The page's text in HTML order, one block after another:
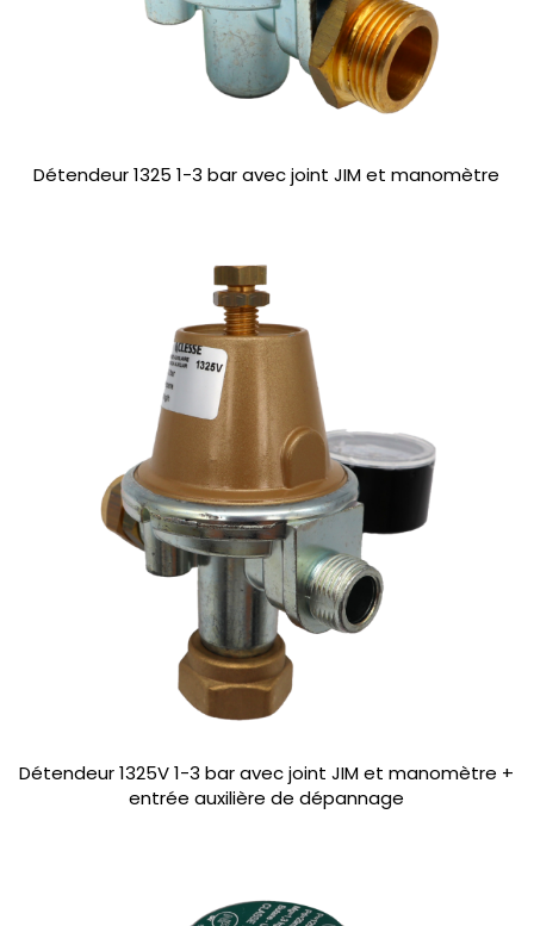
Détendeur 1325 1-3 bar avec joint JIM et manomètre
Détendeur 1325V 1-3 bar avec joint JIM et manomètre +
entrée auxilière de dépannage